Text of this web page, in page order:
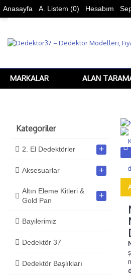
Anasayfa A. Listem (0) Hesabım
MARKALAR ALAN
Kategoriler
2. El Dedektörler +
Aksesuarlar +
Altın Eleme Kitleri &
Gold Pan
+
Bayilerimiz
Dedektör 37
Dedektör Başlıkları